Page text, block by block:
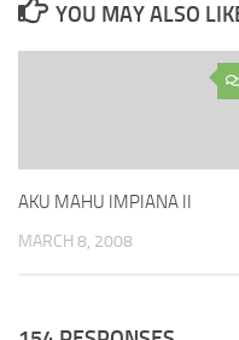
YOU MAY ALSO
AKU MAHU IMPIANA II
MARCH 8, 2008